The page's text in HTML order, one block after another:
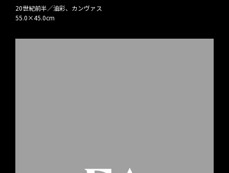
20世紀前半／油彩、カンヴァス
55.0×45.0cm